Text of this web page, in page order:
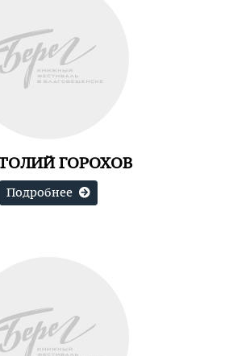
ГОРОХОВ
Подробнее